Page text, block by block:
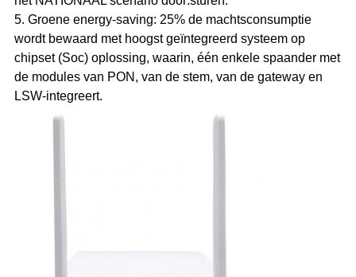
5. Groene energy-saving: 25% de machtsconsumptie
wordt bewaard met hoogst geïntegreerd systeem op
chipset (Soc) oplossing, waarin, één enkele spaander met
de modules van PON, van de stem, van de gateway en
LSW-integreert.